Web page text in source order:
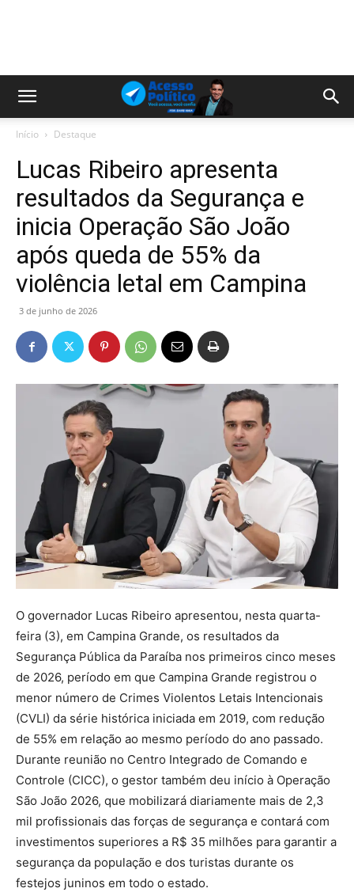
Início Destaque
Lucas Ribeiro apresenta
resultados da Segurança e
inicia Operação São João
após queda de 55% da
violência letal em Campina
3 de junho de 2026
O governador Lucas Ribeiro apresentou, nesta quarta-
feira (3), em Campina Grande, os resultados da
Segurança Pública da Paraíba nos primeiros cinco meses
de 2026, período em que Campina Grande registrou o
menor número de Crimes Violentos Letais Intencionais
(CVLI) da série histórica iniciada em 2019, com redução
de 55% em relação ao mesmo período do ano passado.
Durante reunião no Centro Integrado de Comando e
Controle (CICC), o gestor também deu início à Operação
São João 2026, que mobilizará diariamente mais de 2,3
mil profissionais das forças de segurança e contará com
investimentos superiores a R$ 35 milhões para garantir a
segurança da população e dos turistas durante os
festejos juninos em todo o estado.